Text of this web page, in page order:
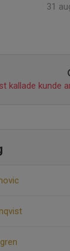
31
kallade kunde